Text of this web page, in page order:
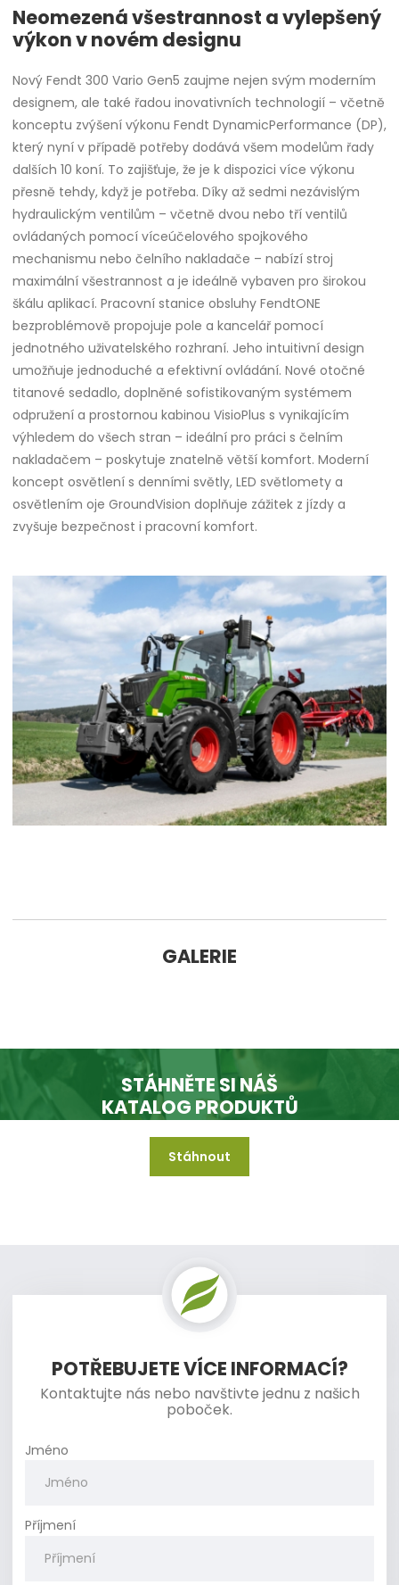
Neomezená všestrannost a vylepšený
výkon v novém designu
Nový Fendt 300 Vario Gen5 zaujme nejen svým moderním
designem, ale také řadou inovativních technologií – včetně
konceptu zvýšení výkonu Fendt DynamicPerformance (DP),
který nyní v případě potřeby dodává všem modelům řady
dalších 10 koní. To zajišťuje, že je k dispozici více výkonu
přesně tehdy, když je potřeba. Díky až sedmi nezávislým
hydraulickým ventilům – včetně dvou nebo tří ventilů
ovládaných pomocí víceúčelového spojkového
mechanismu nebo čelního nakladače – nabízí stroj
maximální všestrannost a je ideálně vybaven pro širokou
škálu aplikací. Pracovní stanice obsluhy FendtONE
bezproblémově propojuje pole a kancelář pomocí
jednotného uživatelského rozhraní. Jeho intuitivní design
umožňuje jednoduché a efektivní ovládání. Nové otočné
titanové sedadlo, doplněné sofistikovaným systémem
odpružení a prostornou kabinou VisioPlus s vynikajícím
výhledem do všech stran – ideální pro práci s čelním
nakladačem – poskytuje znatelně větší komfort. Moderní
koncept osvětlení s denními světly, LED světlomety a
osvětlením oje GroundVision doplňuje zážitek z jízdy a
zvyšuje bezpečnost i pracovní komfort.
GALERIE
STÁHNĚTE SI NÁŠ
KATALOG PRODUKTŮ
Stáhnout
POTŘEBUJETE VÍCE INFORMACÍ?
Kontaktujte nás nebo navštivte jednu z našich
poboček.
Jméno
Příjmení